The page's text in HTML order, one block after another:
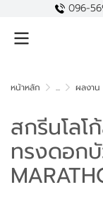
096-
หน้าหลัก ... ผลงา
สกรีนโลโ
ทรงดอก